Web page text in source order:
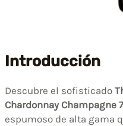
Introducción
Descubre el sofisticado
Chardonnay Champagne
espumoso de alta gama